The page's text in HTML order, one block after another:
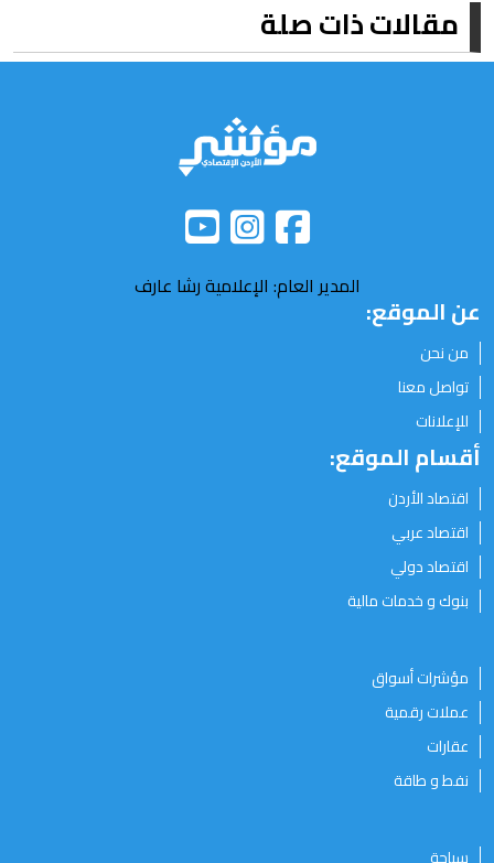
مقالات ذات صلة
المدير العام: الإعلامية رشا عارف
عن الموقع:
من نحن
تواصل معنا
للإعلانات
أقسام الموقع:
اقتصاد الأردن
اقتصاد عربي
اقتصاد دولي
بنوك و خدمات مالية
مؤشرات أسواق
عملات رقمية
عقارات
نفط و طاقة